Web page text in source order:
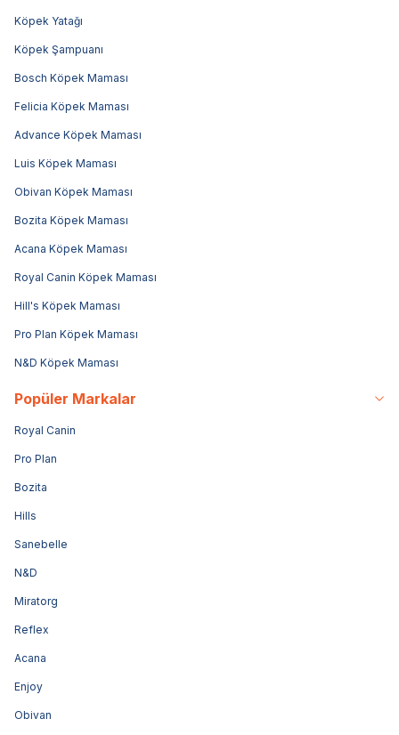
Köpek Yatağı
Köpek Şampuanı
Bosch Köpek Maması
Felicia Köpek Maması
Advance Köpek Maması
Luis Köpek Maması
Obivan Köpek Maması
Bozita Köpek Maması
Acana Köpek Maması
Royal Canin Köpek Maması
Hill's Köpek Maması
Pro Plan Köpek Maması
N&D Köpek Maması
Popüler Markalar
Royal Canin
Pro Plan
Bozita
Hills
Sanebelle
N&D
Miratorg
Reflex
Acana
Enjoy
Obivan